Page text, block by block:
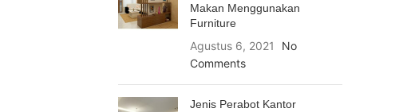
Makan Menggunakan
Furniture
Agustus 6, 2021
No
Comments
Jenis Perabot Kantor